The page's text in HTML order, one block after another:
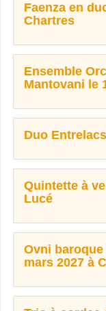
Faenza en
Chartres
Ensemble
Mantovani le
Duo
Quintette à
Lucé
Ovni
mars 2027 à